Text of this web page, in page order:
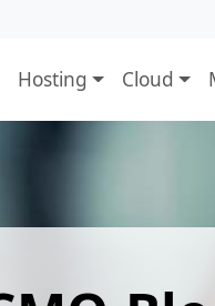
Hosting Cloud